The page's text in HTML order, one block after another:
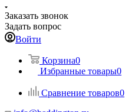
Заказать звонок
Задать вопрос
Войти
Корзина0
Избранные товары0
Сравнение товаров0